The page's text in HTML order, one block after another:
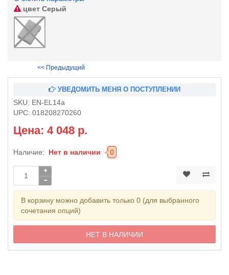
цвет Серый
<< Предыдущий
УВЕДОМИТЬ МЕНЯ О ПОСТУПЛЕНИИ
SKU: EN-EL14a
UPC: 018208270260
Цена: 4 048 р.
Наличие: Нет в наличии 0
В корзину можно добавить только 0 (для выбранного
сочетания опций)
НЕТ В НАЛИЧИИ